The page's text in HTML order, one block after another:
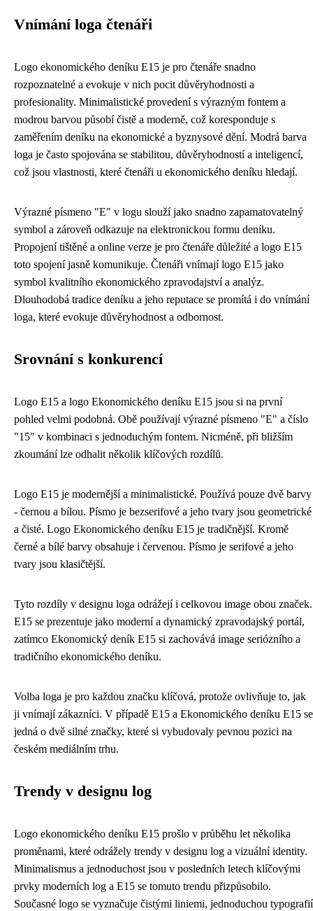
Vnímání loga čtenáři
Logo ekonomického deníku E15 je pro čtenáře snadno
rozpoznatelné a evokuje v nich pocit důvěryhodnosti a
profesionality. Minimalistické provedení s výrazným fontem a
modrou barvou působí čistě a moderně, což koresponduje s
zaměřením deníku na ekonomické a byznysové dění. Modrá barva
loga je často spojována se stabilitou, důvěryhodností a inteligencí,
což jsou vlastnosti, které čtenáři u ekonomického deníku hledají.
Výrazné písmeno "E" v logu slouží jako snadno zapamatovatelný
symbol a zároveň odkazuje na elektronickou formu deníku.
Propojení tištěné a online verze je pro čtenáře důležité a logo E15
toto spojení jasně komunikuje. Čtenáři vnímají logo E15 jako
symbol kvalitního ekonomického zpravodajství a analýz.
Dlouhodobá tradice deníku a jeho reputace se promítá i do vnímání
loga, které evokuje důvěryhodnost a odbornost.
Srovnání s konkurencí
Logo E15 a logo Ekonomického deníku E15 jsou si na první
pohled velmi podobná. Obě používají výrazné písmeno "E" a číslo
"15" v kombinaci s jednoduchým fontem. Nicméně, při bližším
zkoumání lze odhalit několik klíčových rozdílů.
Logo E15 je modernější a minimalistické. Používá pouze dvě barvy
- černou a bílou. Písmo je bezserifové a jeho tvary jsou geometrické
a čisté. Logo Ekonomického deníku E15 je tradičnější. Kromě
černé a bílé barvy obsahuje i červenou. Písmo je serifové a jeho
tvary jsou klasičtější.
Tyto rozdíly v designu loga odrážejí i celkovou image obou značek.
E15 se prezentuje jako moderní a dynamický zpravodajský portál,
zatímco Ekonomický deník E15 si zachovává image seriózního a
tradičního ekonomického deníku.
Volba loga je pro každou značku klíčová, protože ovlivňuje to, jak
ji vnímají zákazníci. V případě E15 a Ekonomického deníku E15 se
jedná o dvě silné značky, které si vybudovaly pevnou pozici na
českém mediálním trhu.
Trendy v designu log
Logo ekonomického deníku E15 prošlo v průběhu let několika
proměnami, které odrážely trendy v designu log a vizuální identity.
Minimalismus a jednoduchost jsou v posledních letech klíčovými
prvky moderních log a E15 se tomuto trendu přizpůsobilo.
Současné logo se vyznačuje čistými liniemi, jednoduchou typografií